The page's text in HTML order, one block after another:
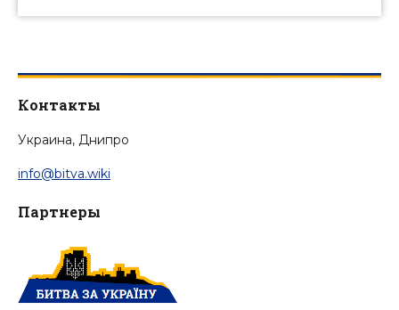
Контакты
Украина, Днипро
info@bitva.wiki
Партнеры